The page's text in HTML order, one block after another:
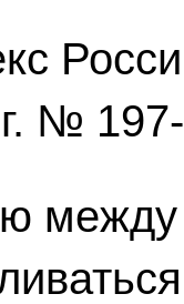
№
между